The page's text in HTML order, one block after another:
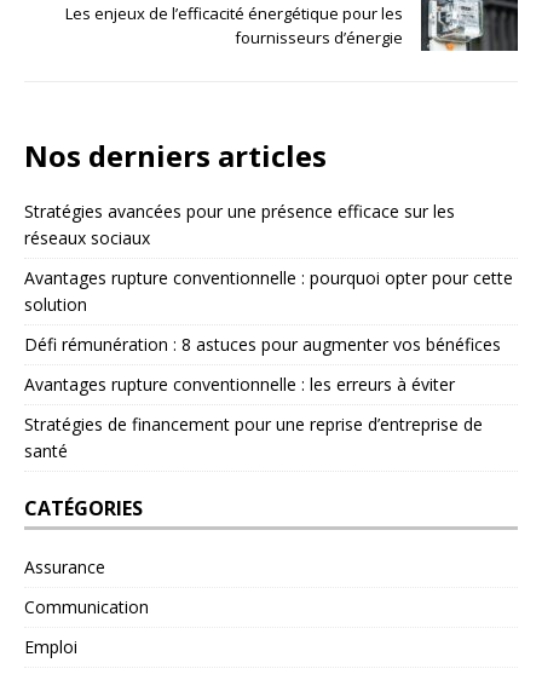
Les enjeux de l’efficacité énergétique pour les
fournisseurs d’énergie
Nos derniers articles
Stratégies avancées pour une présence efficace sur les
réseaux sociaux
Avantages rupture conventionnelle : pourquoi opter pour cette
solution
Défi rémunération : 8 astuces pour augmenter vos bénéfices
Avantages rupture conventionnelle : les erreurs à éviter
Stratégies de financement pour une reprise d’entreprise de
santé
CATÉGORIES
Assurance
Communication
Emploi